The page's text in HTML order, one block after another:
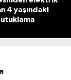
4 yaşındaki